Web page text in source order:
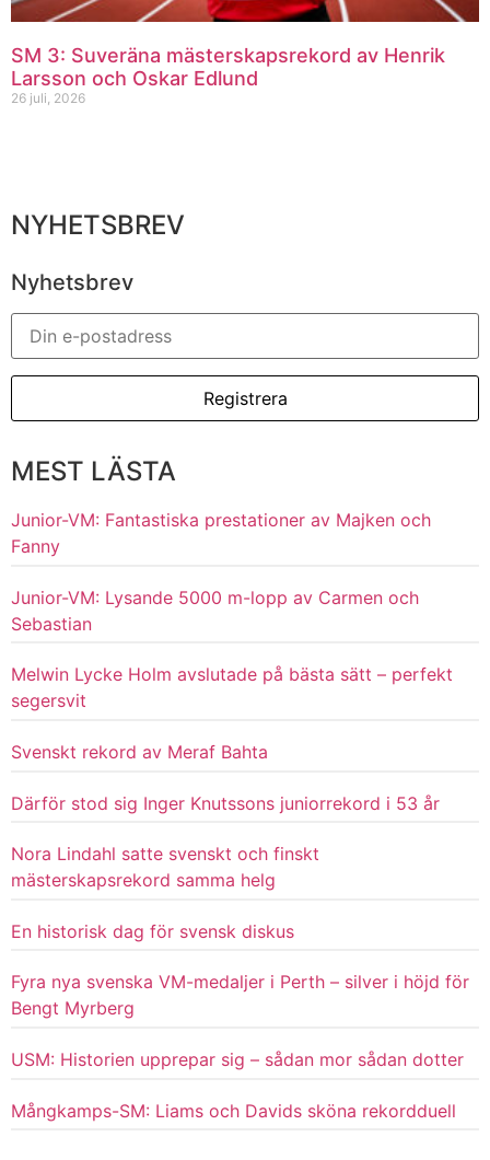
SM 3: Suveräna mästerskapsrekord av Henrik
Larsson och Oskar Edlund
26 juli, 2026
NYHETSBREV
Nyhetsbrev
MEST LÄSTA
Junior-VM: Fantastiska prestationer av Majken och
Fanny
Junior-VM: Lysande 5000 m-lopp av Carmen och
Sebastian
Melwin Lycke Holm avslutade på bästa sätt – perfekt
segersvit
Svenskt rekord av Meraf Bahta
Därför stod sig Inger Knutssons juniorrekord i 53 år
Nora Lindahl satte svenskt och finskt
mästerskapsrekord samma helg
En historisk dag för svensk diskus
Fyra nya svenska VM-medaljer i Perth – silver i höjd för
Bengt Myrberg
USM: Historien upprepar sig – sådan mor sådan dotter
Mångkamps-SM: Liams och Davids sköna rekordduell